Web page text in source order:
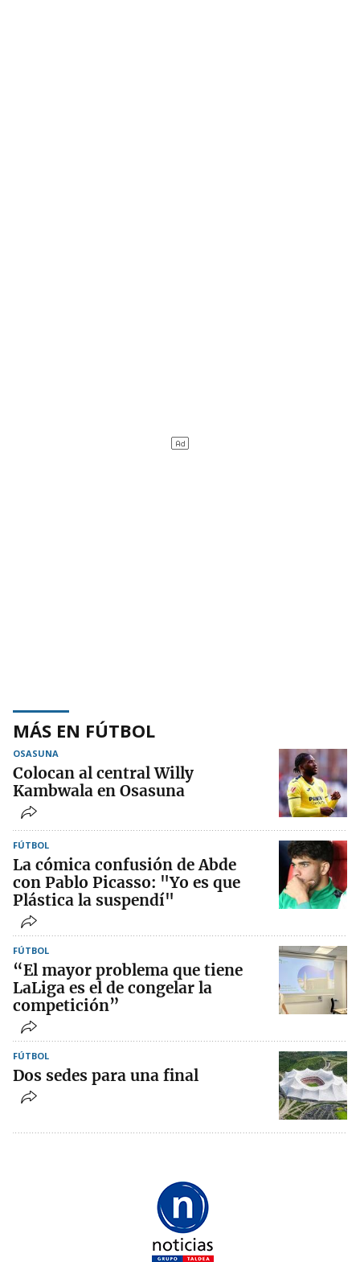
MÁS EN FÚTBOL
OSASUNA
Colocan al central Willy
Kambwala en Osasuna
FÚTBOL
La cómica confusión de Abde
con Pablo Picasso: "Yo es que
Plástica la suspendí"
FÚTBOL
“El mayor problema que tiene
LaLiga es el de congelar la
competición”
FÚTBOL
Dos sedes para una final